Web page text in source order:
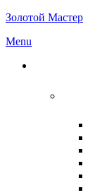
Золотой Мастер
Menu